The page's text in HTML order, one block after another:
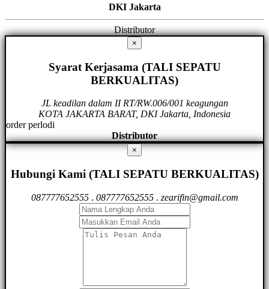
DKI Jakarta
Distributor
×
Syarat Kerjasama (TALI SEPATU
BERKUALITAS)
JL keadilan dalam II RT/RW.006/001 keagungan
KOTA JAKARTA BARAT, DKI Jakarta, Indonesia
order perlodi
Distributor
×
Hubungi Kami (TALI SEPATU BERKUALITAS)
087777652555. 087777652555. zearifin@gmail.com